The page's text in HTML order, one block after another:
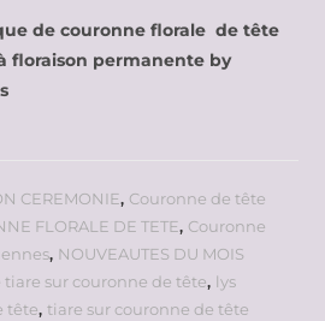
de couronne florale de tête
floraison permanente by
CEREMONIE, Couronne de tête
FLORALE DE TETE, Couronne
, NOUVEAUTES DU MOIS
tiare sur couronne de tête, lys
tête,tiare sur couronne de tête